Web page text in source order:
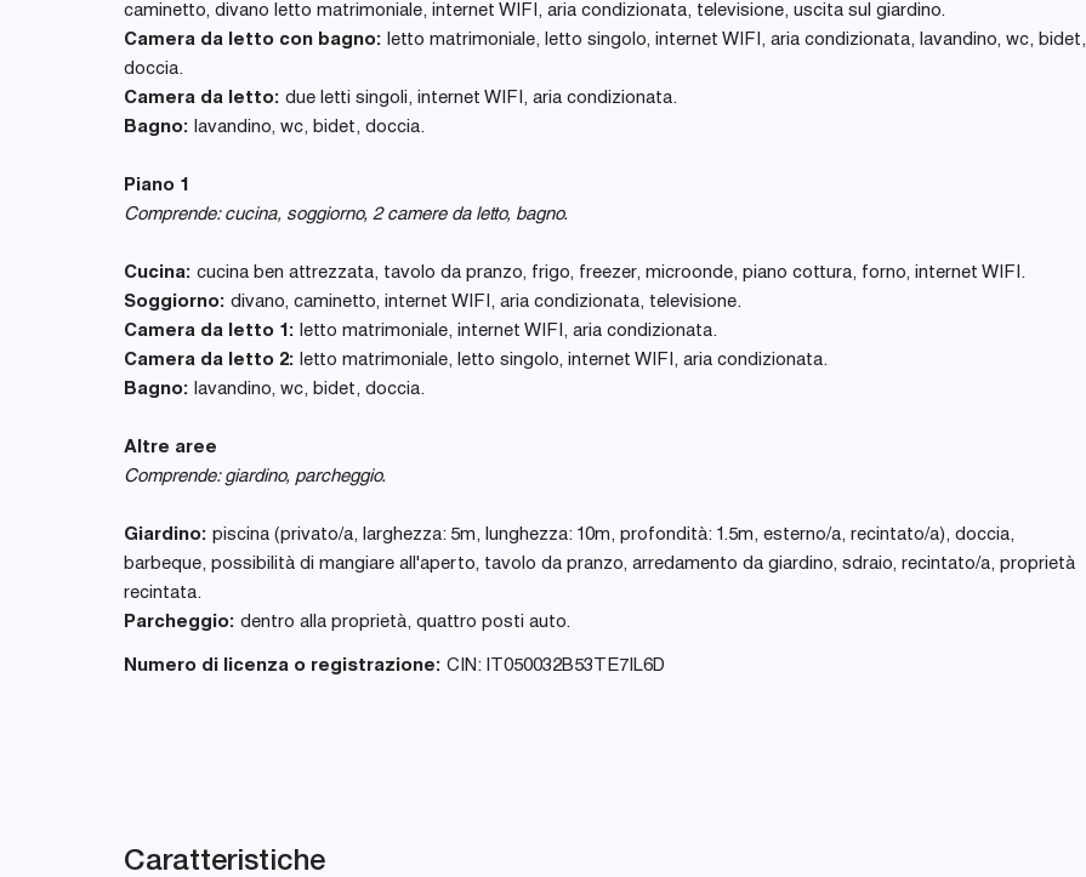
caminetto, divano letto matrimoniale, internet WIFI, aria condizionata, televisione, uscita sul giardino.
Camera da letto con bagno: letto matrimoniale, letto singolo, internet WIFI, aria condizionata, lavandino, wc, bidet,
doccia.
Camera da letto: due letti singoli, internet WIFI, aria condizionata.
Bagno: lavandino, wc, bidet, doccia.
Piano 1
Comprende: cucina, soggiorno, 2 camere da letto, bagno.
Cucina: cucina ben attrezzata, tavolo da pranzo, frigo, freezer, microonde, piano cottura, forno, internet WIFI.
Soggiorno: divano, caminetto, internet WIFI, aria condizionata, televisione.
Camera da letto 1: letto matrimoniale, internet WIFI, aria condizionata.
Camera da letto 2: letto matrimoniale, letto singolo, internet WIFI, aria condizionata.
Bagno: lavandino, wc, bidet, doccia.
Altre aree
Comprende: giardino, parcheggio.
Giardino: piscina (privato/a, larghezza: 5m, lunghezza: 10m, profondità: 1.5m, esterno/a, recintato/a), doccia,
barbeque, possibilità di mangiare all'aperto, tavolo da pranzo, arredamento da giardino, sdraio, recintato/a, proprietà
recintata.
Parcheggio: dentro alla proprietà, quattro posti auto.
Numero di licenza o registrazione: CIN: IT050032B53TE7IL6D
Caratteristiche